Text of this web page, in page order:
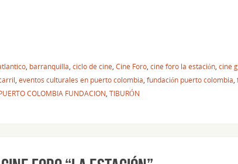
, barranquilla, ciclo de cine, Cine Foro, cine foro la estación, cine
, eventos culturales en puerto colombia, fundación puerto colombia,
COLOMBIA FUNDACION, TIBURÓN